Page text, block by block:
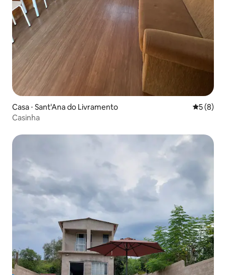
Casa ⋅ Sant'Ana do Livramento 5 de
5 (8)
Casinha